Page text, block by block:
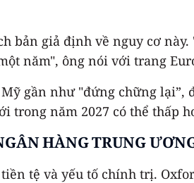
bản giả định về nguy cơ
năm", ông nói với trang
gần như "đứng chững
năm 2027 có thể thấp
HÀNG TRUNG
tệ và yếu tố chính trị.